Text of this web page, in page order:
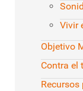
Vivir
Objetivo
Contra el